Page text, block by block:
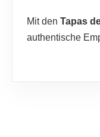
Mit den Tapas
authentische